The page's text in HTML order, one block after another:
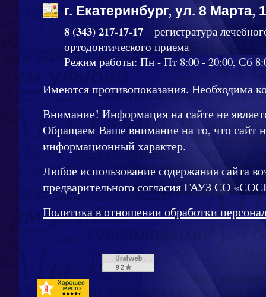
г. Екатеринбург, ул. 8 Марта,
8 (343) 217-17-17 – регистратура
ортодонтического приема
Режим работы: Пн - Пт 8:00 - 20:00, Сб
Имеются противопоказания. Необходима
Внимание! Информация на сайте не
Обращаем Ваше внимание на то, что сайт
информационный характер.
Любое использование содержания сайта
предварительного согласия ГАУЗ СО
Политика в отношении обработки